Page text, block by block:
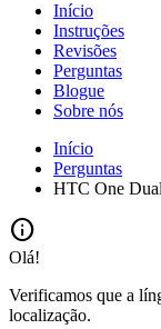
Início
Instruções
Revisões
Perguntas
Blogue
Sobre nós
Início
Perguntas
HTC One Dual
info
Olá!
Verificamos que a
localização.